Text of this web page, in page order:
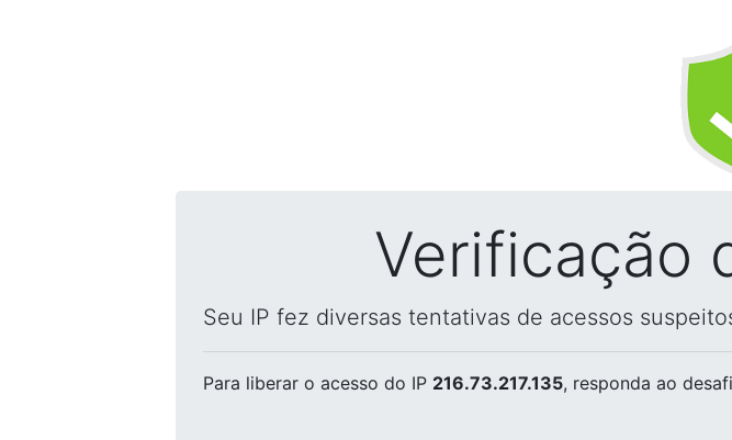
Verificação
Seu IP fez diversas tentativas de acessos
Para liberar o acesso do IP 216.73.217.135, responda ao